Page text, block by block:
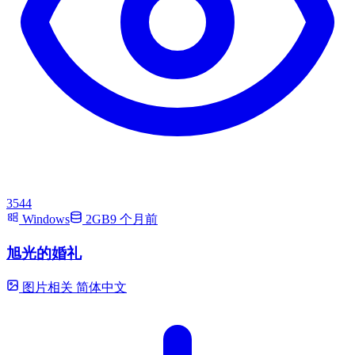
3544
Windows
2GB9 个月前
旭光的婚礼
图片相关 简体中文